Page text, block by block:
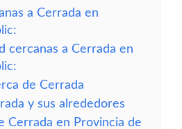
a Cerrada en
cercanas a Cerrada en
de Cerrada
y sus alrededores
Cerrada en Provincia de